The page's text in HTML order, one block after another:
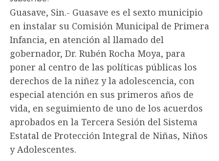
Guasave, Sin.- Guasave es el sexto municipio
en instalar su Comisión Municipal de Primera
Infancia, en atención al llamado del
gobernador, Dr. Rubén Rocha Moya, para
poner al centro de las políticas públicas los
derechos de la niñez y la adolescencia, con
especial atención en sus primeros años de
vida, en seguimiento de uno de los acuerdos
aprobados en la Tercera Sesión del Sistema
Estatal de Protección Integral de Niñas, Niños
y Adolescentes.